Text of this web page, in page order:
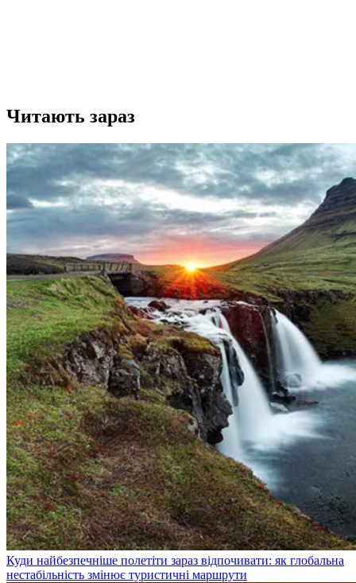
Читають зараз
Куди найбезпечніше полетіти зараз відпочивати: як глобальна
нестабільність змінює туристичні маршрути